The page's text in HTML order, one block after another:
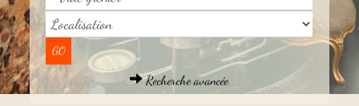
Recherche avancée